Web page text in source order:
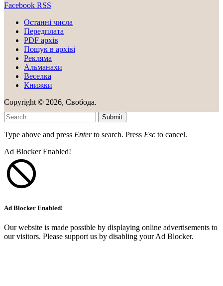
Facebook RSS
Останні числа
Передплата
PDF aрхів
Пошук в архіві
Рекляма
Альманахи
Веселка
Книжки
Copyright © 2026, Свобода.
Submit
Type above and press Enterto search. Press Esc to cancel.
Ad Blocker Enabled!
Ad Blocker Enabled!
Our website is made possible by displaying online advertisements to
our visitors. Please support us by disabling your Ad Blocker.